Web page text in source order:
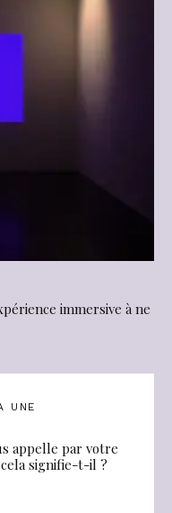
immersive à ne
UNE
appelle par votre
signifie-t-il ?